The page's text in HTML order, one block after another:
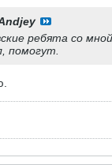
ребята со мной
помогут.